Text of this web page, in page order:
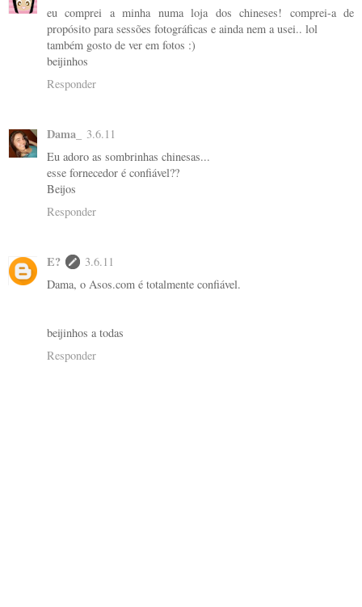
eu comprei a minha numa loja dos chineses! comprei-a de
propósito para sessões fotográficas e ainda nem a usei.. lol
também gosto de ver em fotos :)
beijinhos
Responder
Dama_
3.6.11
Eu adoro as sombrinhas chinesas...
esse fornecedor é confiável??
Beijos
Responder
E?
3.6.11
Dama, o Asos.com é totalmente confiável.
beijinhos a todas
Responder